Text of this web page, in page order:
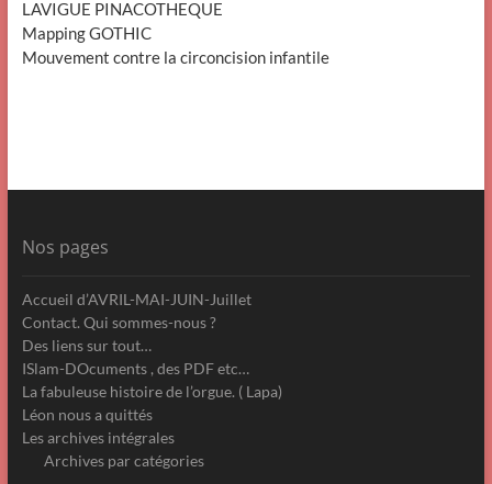
LAVIGUE PINACOTHEQUE
Mapping GOTHIC
Mouvement contre la circoncision infantile
Nos pages
Accueil d’AVRIL-MAI-JUIN-Juillet
Contact. Qui sommes-nous ?
Des liens sur tout…
ISlam-DOcuments , des PDF etc…
La fabuleuse histoire de l’orgue. ( Lapa)
Léon nous a quittés
Les archives intégrales
Archives par catégories